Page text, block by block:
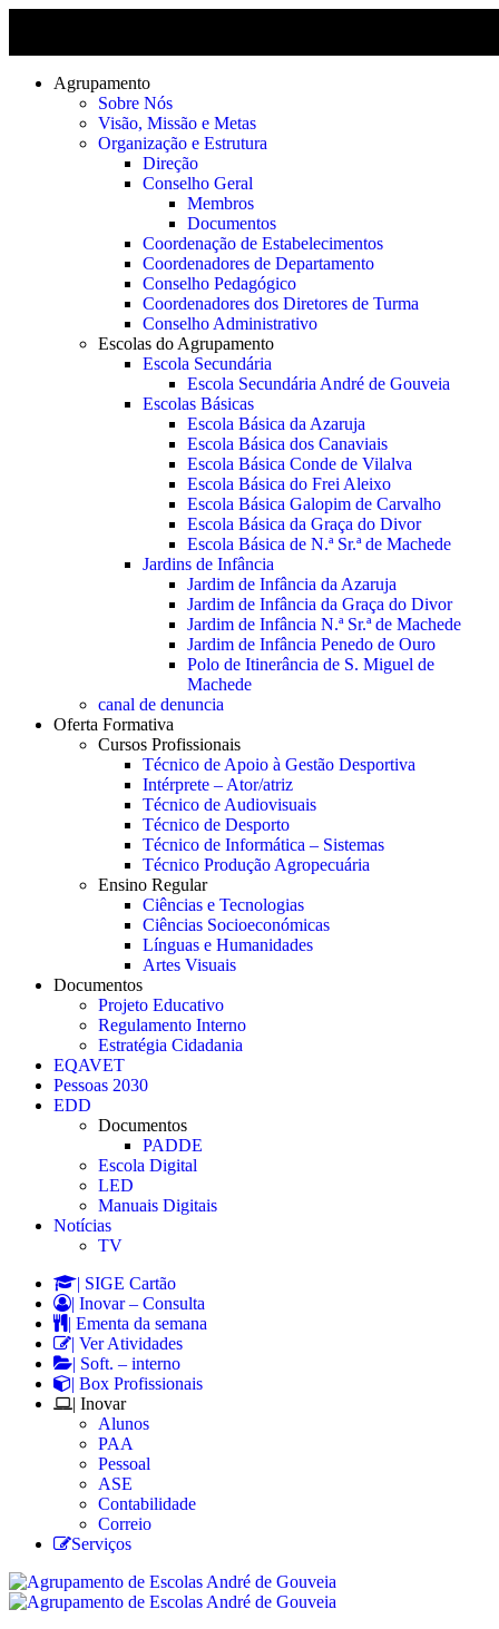
Agrupamento
Sobre Nós
Visão, Missão e Metas
Organização e Estrutura
Direção
Conselho Geral
Membros
Documentos
Coordenação de Estabelecimentos
Coordenadores de Departamento
Conselho Pedagógico
Coordenadores dos Diretores de Turma
Conselho Administrativo
Escolas do Agrupamento
Escola Secundária
Escola Secundária André de Gouveia
Escolas Básicas
Escola Básica da Azaruja
Escola Básica dos Canaviais
Escola Básica Conde de Vilalva
Escola Básica do Frei Aleixo
Escola Básica Galopim de Carvalho
Escola Básica da Graça do Divor
Escola Básica de N.ª Sr.ª de Machede
Jardins de Infância
Jardim de Infância da Azaruja
Jardim de Infância da Graça do Divor
Jardim de Infância N.ª Sr.ª de Machede
Jardim de Infância Penedo de Ouro
Polo de Itinerância de S. Miguel de
Machede
canal de denuncia
Oferta Formativa
Cursos Profissionais
Técnico de Apoio à Gestão Desportiva
Intérprete – Ator/atriz
Técnico de Audiovisuais
Técnico de Desporto
Técnico de Informática – Sistemas
Técnico Produção Agropecuária
Ensino Regular
Ciências e Tecnologias
Ciências Socioeconómicas
Línguas e Humanidades
Artes Visuais
Documentos
Projeto Educativo
Regulamento Interno
Estratégia Cidadania
EQAVET
Pessoas 2030
EDD
Documentos
PADDE
Escola Digital
LED
Manuais Digitais
Notícias
TV
| SIGE Cartão
| Inovar – Consulta
| Ementa da semana
| Ver Atividades
| Soft. – interno
| Box Profissionais
| Inovar
Alunos
PAA
Pessoal
ASE
Contabilidade
Correio
Serviços